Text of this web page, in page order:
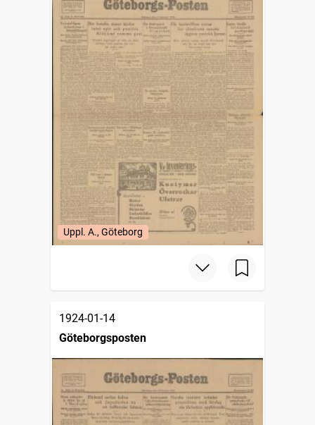
Uppl. A., Göteborg
1924-01-14
Göteborgsposten